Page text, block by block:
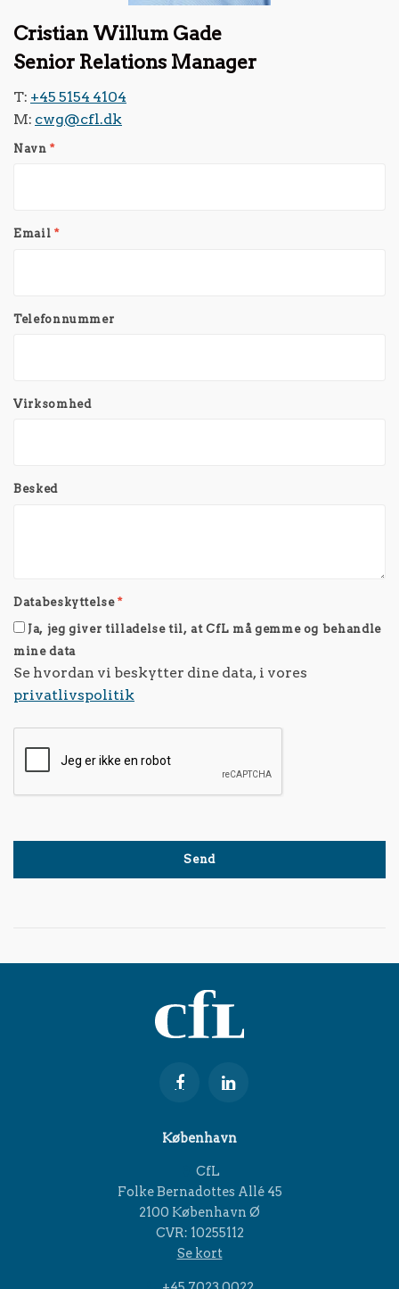
Cristian Willum Gade
Senior Relations Manager
T: +45 5154 4104
M: cwg@cfl.dk
Navn*
Email *
Telefonnummer
Virksomhed
Besked
Databeskyttelse*
Ja, jeg giver tilladelse til, at CfL må gemme og behandle
mine data
Se hvordan vi beskytter dine data, i vores
privatlivspolitik
København
CfL
Folke Bernadottes Allé 45
2100 København Ø
CVR: 10255112
Se kort